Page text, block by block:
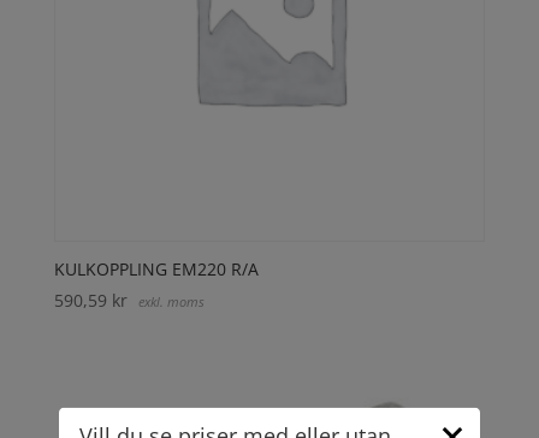
KULKOPPLING EM220 R/A
590,59 kr exkl. moms